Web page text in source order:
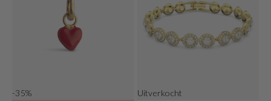
-35% Uitverkocht